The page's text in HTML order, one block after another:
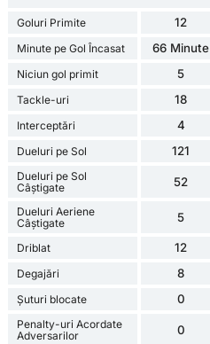
Goluri Primite 12
Minute pe Gol Încasat 66 Minute
Niciun gol primit 5
Tackle-uri 18
Interceptări 4
Dueluri pe Sol 121
Dueluri pe Sol
Câștigate
52
Dueluri Aeriene
Câștigate
5
Driblat 12
Degajări 8
Șuturi blocate 0
Penalty-uri Acordate
Adversarilor
0